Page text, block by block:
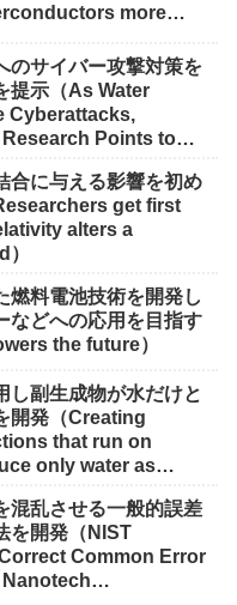
more
のサイバー攻撃対策を
提示（As Water
Cyberattacks,
Points to
合に与える影響を初め
get first
alters a
燃料電池技術を開発し
などへの応用を目指す
the future）
し副生成物が水だけと
開発（Creating
that run on
only water as
混乱させる一般的誤差
を開発（NIST
Common Error